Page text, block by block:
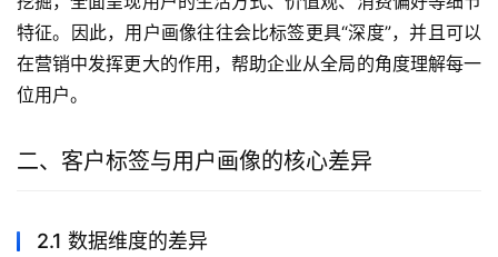
特征。因此，用户画像往往会比标签更具“深度”，并且可以
在营销中发挥更大的作用，帮助企业从全局的角度理解每一
位用户。
二、客户标签与用户画像的核心差异
2.1 数据维度的差异